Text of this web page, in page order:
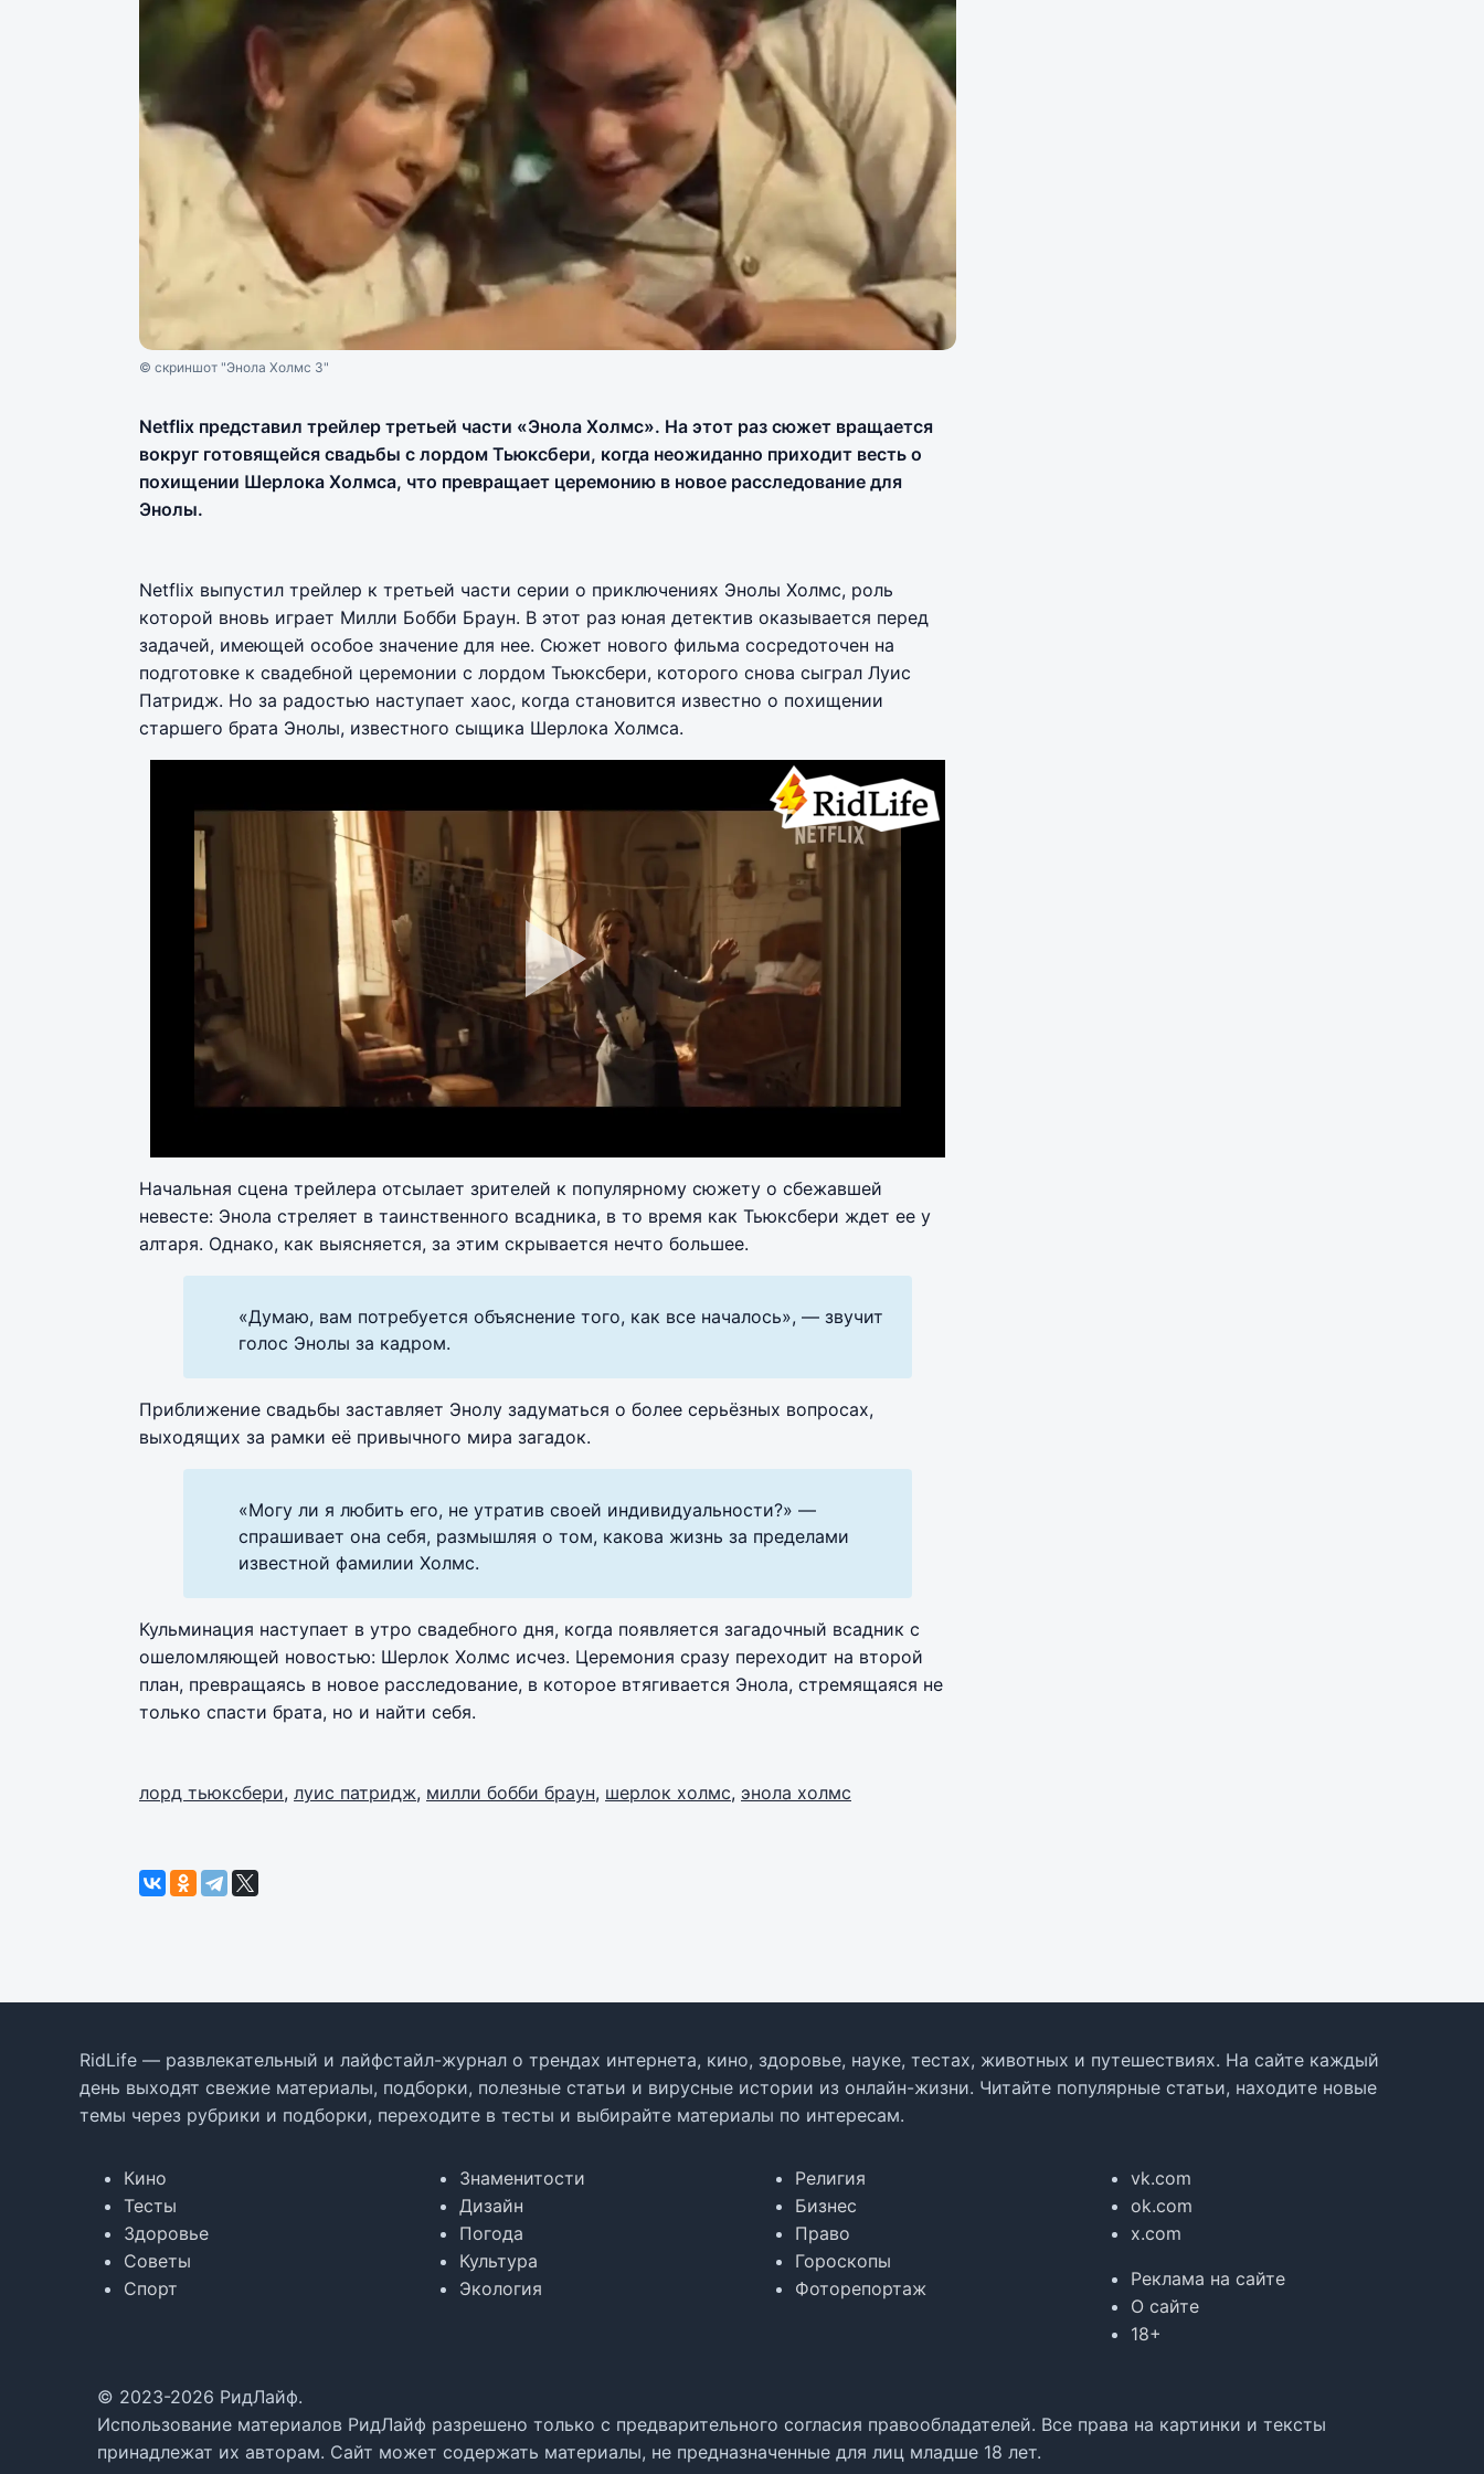
© скриншот "Энола Холмс 3"
Netflix представил трейлер третьей части «Энола Холмс». На этот раз сюжет вращается
вокруг готовящейся свадьбы с лордом Тьюксбери, когда неожиданно приходит весть о
похищении Шерлока Холмса, что превращает церемонию в новое расследование для
Энолы.
Netflix выпустил трейлер к третьей части серии о приключениях Энолы Холмс, роль
которой вновь играет Милли Бобби Браун. В этот раз юная детектив оказывается перед
задачей, имеющей особое значение для нее. Сюжет нового фильма сосредоточен на
подготовке к свадебной церемонии с лордом Тьюксбери, которого снова сыграл Луис
Патридж. Но за радостью наступает хаос, когда становится известно о похищении
старшего брата Энолы, известного сыщика Шерлока Холмса.
Play
Video
Начальная сцена трейлера отсылает зрителей к популярному сюжету о сбежавшей
невесте: Энола стреляет в таинственного всадника, в то время как Тьюксбери ждет ее у
алтаря. Однако, как выясняется, за этим скрывается нечто большее.
«Думаю, вам потребуется объяснение того, как все началось», — звучит
голос Энолы за кадром.
Приближение свадьбы заставляет Энолу задуматься о более серьёзных вопросах,
выходящих за рамки её привычного мира загадок.
«Могу ли я любить его, не утратив своей индивидуальности?» —
спрашивает она себя, размышляя о том, какова жизнь за пределами
известной фамилии Холмс.
Кульминация наступает в утро свадебного дня, когда появляется загадочный всадник с
ошеломляющей новостью: Шерлок Холмс исчез. Церемония сразу переходит на второй
план, превращаясь в новое расследование, в которое втягивается Энола, стремящаяся не
только спасти брата, но и найти себя.
лорд тьюксбери, луис патридж, милли бобби браун, шерлок холмс, энола холмс
RidLife — развлекательный и лайфстайл-журнал о трендах интернета, кино, здоровье, науке, тестах, животных и путешествиях. На сайте каждый
день выходят свежие материалы, подборки, полезные статьи и вирусные истории из онлайн-жизни. Читайте популярные статьи, находите новые
темы через рубрики и подборки, переходите в тесты и выбирайте материалы по интересам.
Кино
Тесты
Здоровье
Советы
Спорт
Знаменитости
Дизайн
Погода
Культура
Экология
Религия
Бизнес
Право
Гороскопы
Фоторепортаж
vk.com
ok.com
x.com
Реклама на сайте
О сайте
18+
© 2023-2026 РидЛайф.
Использование материалов РидЛайф разрешено только с предварительного согласия правообладателей. Все права на картинки и тексты
принадлежат их авторам. Сайт может содержать материалы, не предназначенные для лиц младше 18 лет.